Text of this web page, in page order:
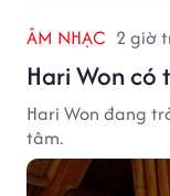
ÂM NHẠC 2 giờ
Hari Won có
Hari Won đang
tâm.